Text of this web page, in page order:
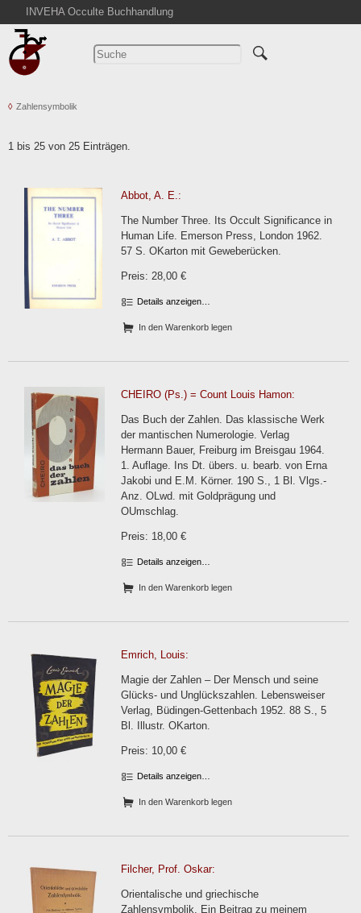
INVEHA Occulte Buchhandlung
Startseite
Detailsuche
Warenkorb
Kontakt
Datenschutz
Impressum
Zahlensymbolik
1 bis 25 von 25 Einträgen.
Abbot, A. E.:
The Number Three. Its Occult Significance in
Human Life. Emerson Press, London 1962.
57 S. OKarton mit Geweberücken.
Preis: 28,00 €
Details anzeigen…
In den Warenkorb legen
CHEIRO (Ps.) = Count Louis Hamon:
Das Buch der Zahlen. Das klassische Werk
der mantischen Numerologie. Verlag
Hermann Bauer, Freiburg im Breisgau 1964.
1. Auflage. Ins Dt. übers. u. bearb. von Erna
Jakobi und E.M. Körner. 190 S., 1 Bl. Vlgs.-
Anz. OLwd. mit Goldprägung und
OUmschlag.
Preis: 18,00 €
Details anzeigen…
In den Warenkorb legen
Emrich, Louis:
Magie der Zahlen – Der Mensch und seine
Glücks- und Unglückszahlen. Lebensweiser
Verlag, Büdingen-Gettenbach 1952. 88 S., 5
Bl. Illustr. OKarton.
Preis: 10,00 €
Details anzeigen…
In den Warenkorb legen
Filcher, Prof. Oskar:
Orientalische und griechische
Zahlensymbolik. Ein Beitrag zu meinem